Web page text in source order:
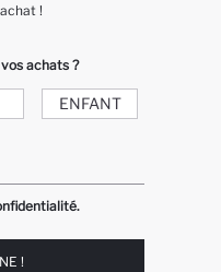
!
achats ?
ENFANT
!